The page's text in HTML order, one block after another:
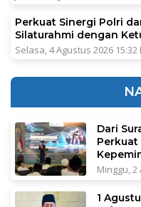
Perkuat Sinergi Polri
Silaturahmi dengan
Selasa, 4 Agustus 2026 15:32
Dari
Perkuat
Minggu, 2
1